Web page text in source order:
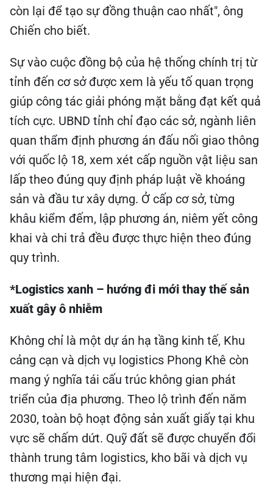
còn lại để tạo sự đồng thuận cao nhất", ông
Chiến cho biết.
Sự vào cuộc đồng bộ của hệ thống chính trị từ
tỉnh đến cơ sở được xem là yếu tố quan trọng
giúp công tác giải phóng mặt bằng đạt kết quả
tích cực. UBND tỉnh chỉ đạo các sở, ngành liên
quan thẩm định phương án đấu nối giao thông
với quốc lộ 18, xem xét cấp nguồn vật liệu san
lấp theo đúng quy định pháp luật về khoáng
sản và đầu tư xây dựng. Ở cấp cơ sở, từng
khâu kiểm đếm, lập phương án, niêm yết công
khai và chi trả đều được thực hiện theo đúng
quy trình.
*Logistics xanh – hướng đi mới thay thế sản
xuất gây ô nhiễm
Không chỉ là một dự án hạ tầng kinh tế, Khu
cảng cạn và dịch vụ logistics Phong Khê còn
mang ý nghĩa tái cấu trúc không gian phát
triển của địa phương. Theo lộ trình đến năm
2030, toàn bộ hoạt động sản xuất giấy tại khu
vực sẽ chấm dứt. Quỹ đất sẽ được chuyển đổi
thành trung tâm logistics, kho bãi và dịch vụ
thương mại hiện đại.